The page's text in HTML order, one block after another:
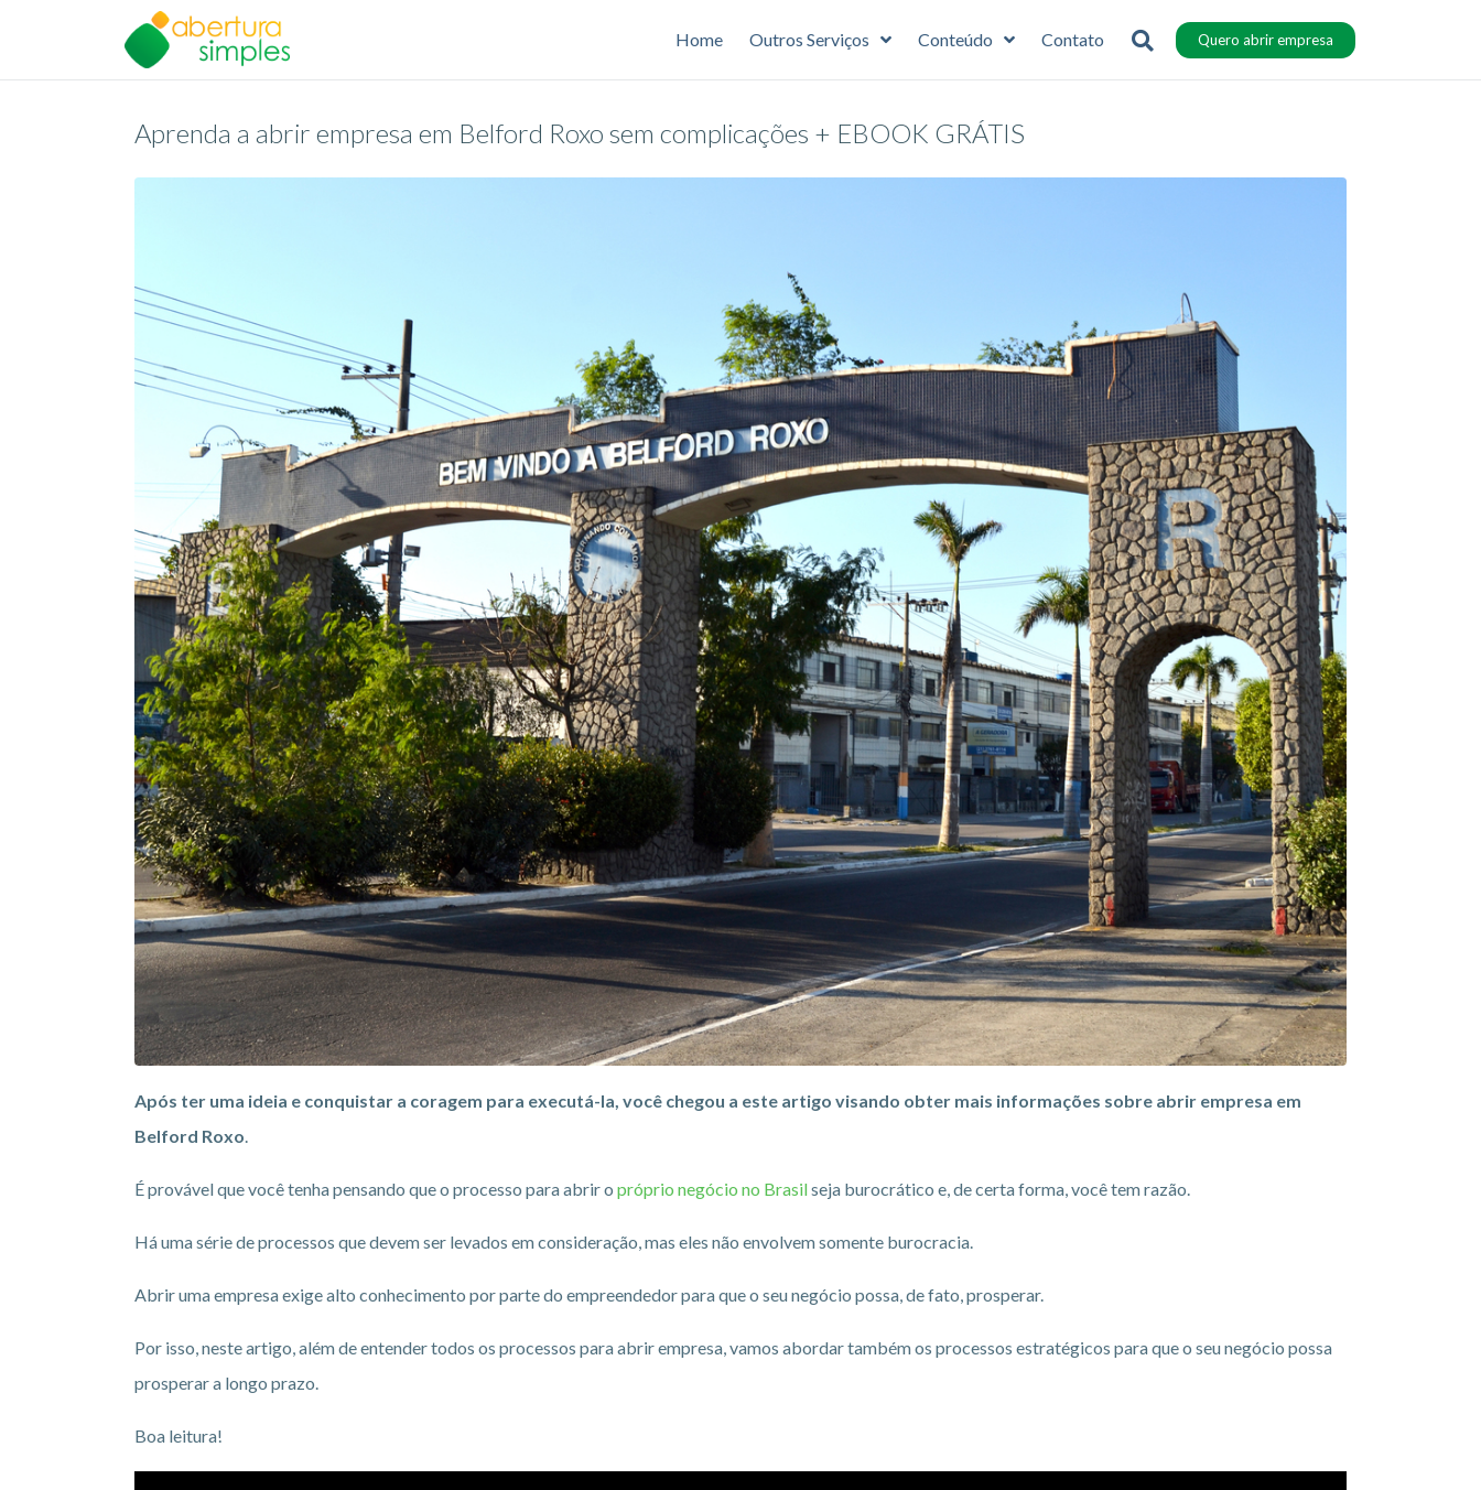
Home Outros Serviços Conteúdo Contato Quero abrir empresa
Aprenda a abrir empresa em Belford Roxo sem complicações + EBOOK GRÁTIS
Após ter uma ideia e conquistar a coragem para executá-la, você chegou a este artigo visando obter mais informações sobre abrir empresa em
Belford Roxo
É provável que você tenha pensando que o processo para abrir o próprio negócio no Brasilseja burocrático e, de certa forma, você tem razão.
Há uma série de processos que devem ser levados em consideração, mas eles não envolvem somente burocracia.
Abrir uma empresa exige alto conhecimento por parte do empreendedor para que o seu negócio possa, de fato, prosperar.
Por isso, neste artigo, além de entender todos os processos para abrir empresa, vamos abordar também os processos estratégicos para que o seu negócio possa
prosperar a longo prazo.
Boa leitura!